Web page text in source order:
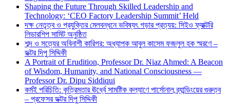
Shaping the Future Through Skilled Leadership and
Technology: ‘CEO Factory Leadership Summit’ Held
দক্ষ নেতৃত্ব ও প্রযুক্তির মেলবন্ধনে ভবিষ্যৎ গড়ার প্রত্যয়: সিইও ফ্যাক্টরি
লিডারশিপ সামিট অনুষ্ঠিত
শব্দ ও সত্যের অবিনাশী কারিগর: অধ্যাপক আবুল কাসেম ফজলুল হক স্মরণে –
ডক্টর দিপু সিদ্দিকী
A Portrait of Erudition, Professor Dr. Niaz Ahmed: A Beacon
of Wisdom, Humanity, and National Consciousness —
Professor Dr. Dipu Siddiqui
কর্মই পরিচিতি: কৃত্রিমতার ঊর্ধ্বে সামষ্টিক কল্যাণে পার্সোনাল ব্র্যান্ডিংয়ের গুরুত্ব
– প্রফেসর ডক্টর দিপু সিদ্দিকী